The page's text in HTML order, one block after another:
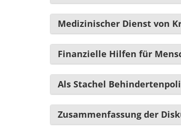
Medizinischer Dienst von
Finanzielle Hilfen für
Als Stachel
Zusammenfassung der